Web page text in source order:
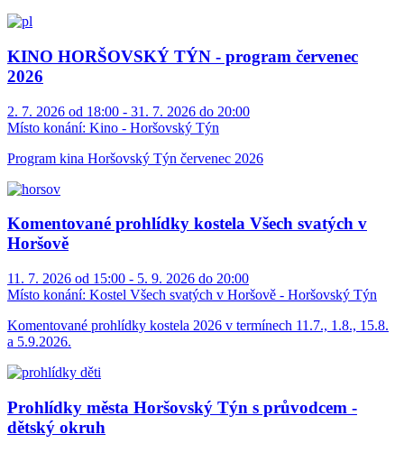
KINO HORŠOVSKÝ TÝN - program červenec
2026
2. 7. 2026 od 18:00 - 31. 7. 2026 do 20:00
Místo konání: Kino - Horšovský Týn
Program kina Horšovský Týn červenec 2026
Komentované prohlídky kostela Všech svatých v
Horšově
11. 7. 2026 od 15:00 - 5. 9. 2026 do 20:00
Místo konání: Kostel Všech svatých v Horšově - Horšovský Týn
Komentované prohlídky kostela 2026 v termínech 11.7., 1.8., 15.8.
a 5.9.2026.
Prohlídky města Horšovský Týn s průvodcem -
dětský okruh